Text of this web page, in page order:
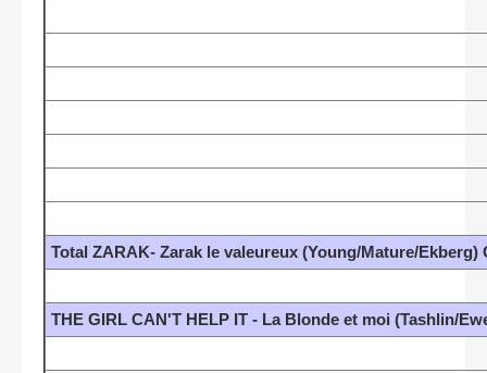
Total ZARAK- Zarak le valeureux (Young/Mature/Ekberg)
THE GIRL CAN'T HELP IT - La Blonde et moi (Tashlin/